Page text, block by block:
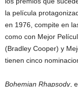
la película
en 1976, compite en
como con Mejor
(Bradley Cooper) y
tienen cinco
Bohemian Rhapsody,